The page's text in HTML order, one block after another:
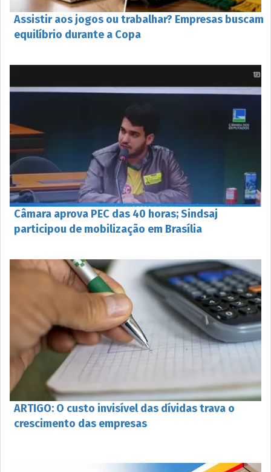
Assistir aos jogos ou trabalhar? Empresas buscam
equilíbrio durante a Copa
Câmara aprova PEC das 40 horas; Sindsaj
participou de mobilização em Brasília
ARTIGO: O custo invisível das dívidas trava o
crescimento das empresas